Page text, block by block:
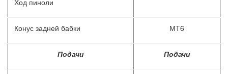
Ход пиноли
Конус задней бабки МТ6
Подачи Подачи